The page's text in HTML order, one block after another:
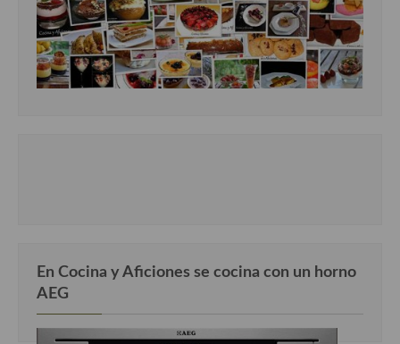
Cocina Navarra
Cocina Riojana
Cocina Valenciana
Cocina Britanica
Cocina Bulgara
En Cocina y Aficiones se cocina con un horno
AEG